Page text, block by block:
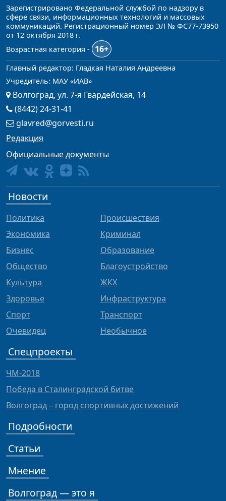
Зарегистрировано Федеральной службой по надзору в
сфере связи, информационных технологий и массовых
коммуникаций. Регистрационный номер ЭЛ № ФС77-73950
от 12 октября 2018 г.
Возрастная категория -
16+
Главный редактор: Гладкая Наталия Андреевна
Учредитель: МАУ «ИАВ»
Волгоград, ул. 7-я Гвардейская, 14
(8442) 24-31-41
glavred@gorvesti.ru
Редакция
Официальные документы
Новости
Политика
Экономика
Бизнес
Общество
Культура
Здоровье
Спорт
Очевидец
Происшествия
Криминал
Образование
Благоустройство
ЖКХ
Инфраструктура
Транспорт
Необычное
Спецпроекты
ЧМ-2018
Победа в Сталинградской битве
Волгоград – город спортивных достижений
Подробности
Статьи
Мнение
Волгоград — это я